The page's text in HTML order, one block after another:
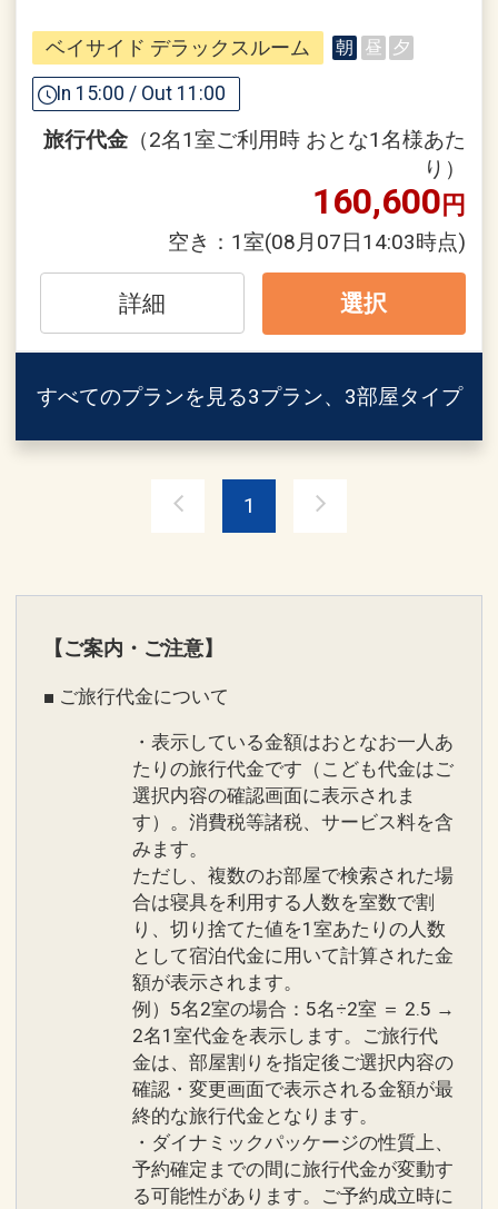
さい。
ホテルシギラミラージュ ホテルからのお
●シギラ黄金温泉、シギラベイカントリ
ークラブ宿泊者割引にてご利用可能
※詳細は現地にお問い合わせください。
●ザ シギラリフト「オーシャンスカイ」
※荒天候・点検時による運休は除く
●全客室Ｗｉ－Ｆｉ完備
【２】ご結婚記念日
【４】金婚式、銀婚式
【５】定年退職
【６】還暦、古希、喜寿、傘寿、米寿、
卒寿、白寿
例えば、ハネムーン／挙式のお客様へ
・対象のお客様にオリジナルフォトフレ
ームをご用意
・ご到着時お部屋にホテルオリジナルギ
フトセットをご用意
※詳細はお問い合わせください。
※旅行代金に含まれます。
ホテルシギラミラージュ ホテルからのお
もてなし２
●ご到着、ご出発時の駐車場バレーサー
ホテルポイント
●宮古空港からの送迎サービス
※空港発はご到着時間の近い便のお客様
お待ちいただく場合がございます。
※ホテル発～空港（復路）のご送迎はご
※ご希望される時間の送迎車が満席にな
る場合もございます。お早めにご予約く
ださい。
また、航空便の到着時刻によってはご利
用いただけない場合もございます。
※バスの運行スケジュールなどはホーム
せください。
※下地島空港とシギラセブンマイルズリ
ゾートを運行していた、中央交通株式会
社「みやこ下地島エアポートライナー」
す。（シギラセブンマイルズリゾートに
は停車しません）
※総合予約センター ０５７０－５５０－
３８５※詳細は公式HPよりご確認くだ
ホテルシギラミラージュ ホテルからのお
もてなし１
●シギラ黄金温泉、シギラベイカントリ
ークラブ宿泊者割引にてご利用可能
※詳細は現地にお問い合わせください。
●ザ シギラリフト「オーシャンスカイ」
滞在中往復乗車券１回付
※荒天候・点検時による運休は除く
※添い寝幼児は除く
●全客室Ｗｉ－Ｆｉ完備
ベイサイド デラックスルーム 朝 昼 夕
In 15:00 / Out 11:00
旅行代金 （2名1室ご利用時 おとな1名様あた
り）
160,600円
空き： 1室(08月07日14:03時点)
詳細 選択
すべてのプランを見る3プラン、3部屋タイプ
1
【ご案内・ご注意】
■ ご旅行代金について
・表示している金額はおとなお一人あ
たりの旅行代金です（こども代金はご
選択内容の確認画面に表示されま
す）。消費税等諸税、サービス料を含
みます。
ただし、複数のお部屋で検索された場
合は寝具を利用する人数を室数で割
り、切り捨てた値を1室あたりの人数
として宿泊代金に用いて計算された金
額が表示されます。
例）5名2室の場合：5名÷2室 ＝ 2.5 →
2名1室代金を表示します。ご旅行代
金は、部屋割りを指定後ご選択内容の
確認・変更画面で表示される金額が最
終的な旅行代金となります。
・ダイナミックパッケージの性質上、
予約確定までの間に旅行代金が変動す
る可能性があります。ご予約成立時に